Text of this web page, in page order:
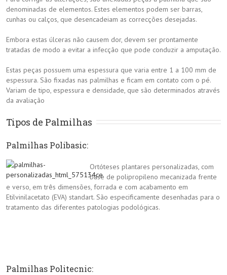
denominadas de elementos. Estes elementos podem ser barras,
cunhas ou calços, que desencadeiam as correcções desejadas.
Embora estas úlceras não causem dor, devem ser prontamente
tratadas de modo a evitar a infecção que pode conduzir a amputação.
Estas peças possuem uma espessura que varia entre 1 a 100 mm de
espessura. São fixadas nas palmilhas e ficam em contato com o pé.
Variam de tipo, espessura e densidade, que são determinados através
da avaliação
Tipos de Palmilhas
Palmilhas Polibasic:
Ortóteses plantares personalizadas, com
base de polipropileno mecanizada frente
e verso, em três dimensões, forrada e com acabamento em
Etilvinilacetato (EVA) standart. São especificamente desenhadas para o
tratamento das diferentes patologias podológicas.
Palmilhas Politecnic: